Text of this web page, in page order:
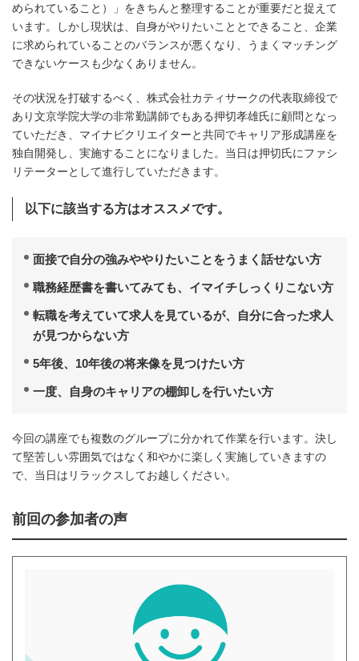
められていること）」をきちんと整理することが重要だと捉えて
います。しかし現状は、自身がやりたいこととできること、企業
に求められていることのバランスが悪くなり、うまくマッチング
できないケースも少なくありません。
その状況を打破するべく、株式会社カティサークの代表取締役で
あり文京学院大学の非常勤講師でもある押切孝雄氏に顧問となっ
ていただき、マイナビクリエイターと共同でキャリア形成講座を
独自開発し、実施することになりました。当日は押切氏にファシ
リテーターとして進行していただきます。
以下に該当する方はオススメです。
面接で自分の強みややりたいことをうまく話せない方
職務経歴書を書いてみても、イマイチしっくりこない方
転職を考えていて求人を見ているが、自分に合った求人
が見つからない方
5年後、10年後の将来像を見つけたい方
一度、自身のキャリアの棚卸しを行いたい方
今回の講座でも複数のグループに分かれて作業を行います。決し
て堅苦しい雰囲気ではなく和やかに楽しく実施していきますの
で、当日はリラックスしてお越しください。
前回の参加者の声